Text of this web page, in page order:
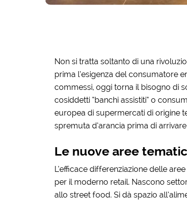
Non si tratta soltanto di una
prima l’esigenza del consumatore
commessi, oggi torna il bisogno di
cosiddetti “banchi assistiti” o
europea di supermercati di origine
spremuta d’arancia prima di
Le nuove aree
L’efficace differenziazione delle
per il moderno retail. Nascono
allo street food. Si dà spazio